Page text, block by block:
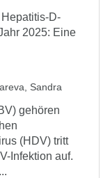
D-
2025: Eine
Sandra
gehören
(HDV) tritt
Infektion auf.